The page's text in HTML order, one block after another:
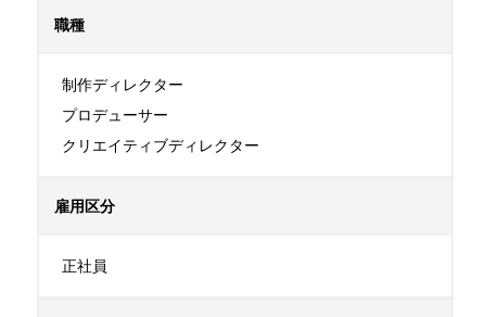
職種
制作ディレクター
プロデューサー
クリエイティブディレクター
雇用区分
正社員